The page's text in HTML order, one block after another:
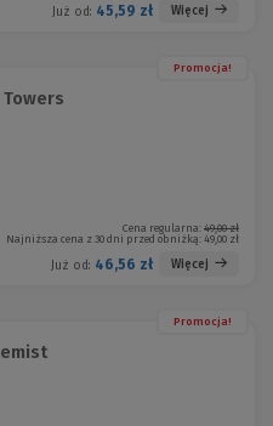
Już od: 45,59 zł Więcej
Promocja!
Towers
Cena regularna: 49,00 zł
Najniższa cena z 30 dni przed obniżką: 49,00 zł
Już od: 46,56 zł Więcej
Promocja!